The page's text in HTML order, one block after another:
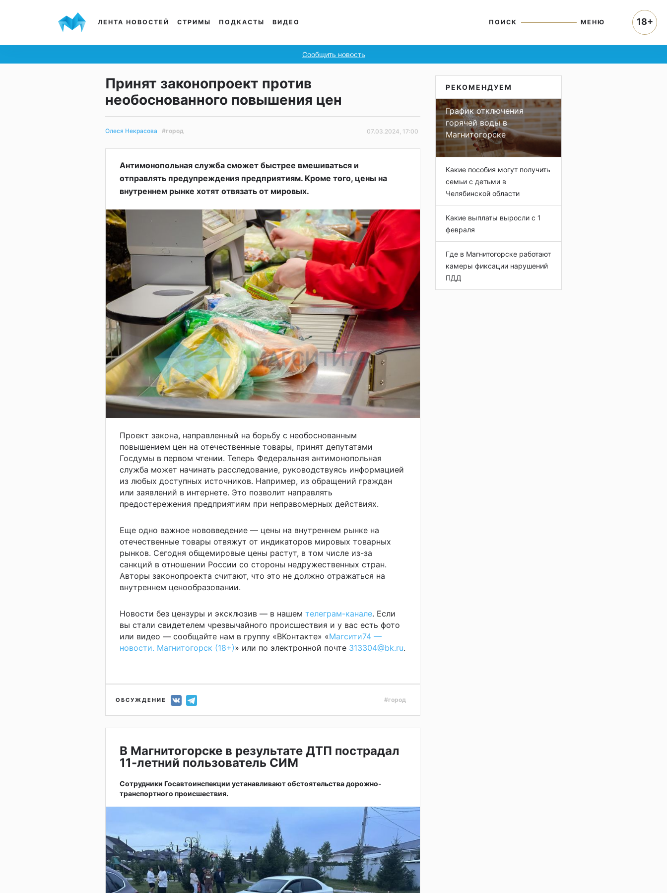
ЛЕНТА НОВОСТЕЙ СТРИМЫ ПОДКАСТЫ ВИДЕО ПОИСК МЕНЮ
Сообщить новость
Принят законопроект против
необоснованного повышения цен
Олеся Некрасова #город 07.03.2024, 17:00
Антимонопольная служба сможет быстрее вмешиваться и
отправлять предупреждения предприятиям. Кроме того, цены на
внутреннем рынке хотят отвязать от мировых.
Проект закона, направленный на борьбу с необоснованным
повышением цен на отечественные товары, принят депутатами
Госдумы в первом чтении. Теперь Федеральная антимонопольная
служба может начинать расследование, руководствуясь информацией
из любых доступных источников. Например, из обращений граждан
или заявлений в интернете. Это позволит направлять
предостережения предприятиям при неправомерных действиях.
Еще одно важное нововведение — цены на внутреннем рынке на
отечественные товары отвяжут от индикаторов мировых товарных
рынков. Сегодня общемировые цены растут, в том числе из-за
санкций в отношении России со стороны недружественных стран.
Авторы законопроекта считают, что это не должно отражаться на
внутреннем ценообразовании.
Новости без цензуры и эксклюзив — в нашем телеграм-канале. Если
вы стали свидетелем чрезвычайного происшествия и у вас есть фото
или видео — сообщайте нам в группу «ВКонтакте» «Магсити74 —
новости. Магнитогорск (18+)» или по электронной почте 313304@bk.ru.
ОБСУЖДЕНИЕ #город
В Магнитогорске в результате ДТП пострадал
11-летний пользователь СИМ
Сотрудники Госавтоинспекции устанавливают обстоятельства дорожно-
транспортного происшествия.
РЕКОМЕНДУЕМ
График отключения
горячей воды в
Магнитогорске
Какие пособия могут получить
семьи с детьми в
Челябинской области
Какие выплаты выросли с 1
февраля
Где в Магнитогорске работают
камеры фиксации нарушений
ПДД
18+